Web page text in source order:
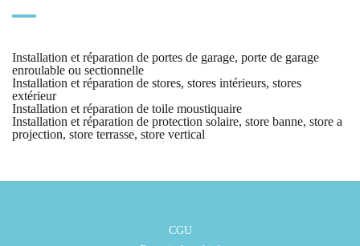
Installation et réparation de portes de garage, porte de garage
enroulable ou sectionnelle
Installation et réparation de stores, stores intérieurs, stores
extérieur
Installation et réparation de toile moustiquaire
Installation et réparation de protection solaire, store banne, store a
projection, store terrasse, store vertical
CGU